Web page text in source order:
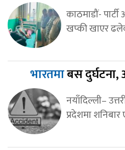
काठमाडौं-
खप्की खाएर
भारतमाबस
नयाँदिल्ली–
प्रदेशमा